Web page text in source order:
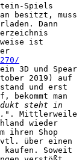
Spiels
besitzt, muss
Dann
ist
3D und Spear
2019) auf
und erst
man
steht in
". Mittlerweile
wieder
ihren Shop
über einen
Soweit